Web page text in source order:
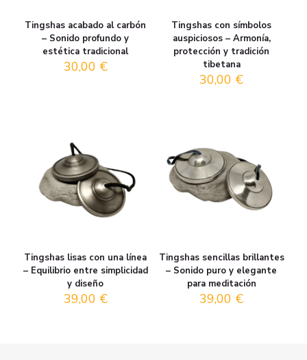
Tingshas acabado al carbón
– Sonido profundo y
estética tradicional
30,00 €
Tingshas con símbolos
auspiciosos – Armonía,
protección y tradición
tibetana
30,00 €
Tingshas lisas con una línea
– Equilibrio entre simplicidad
y diseño
39,00 €
Tingshas sencillas brillantes
– Sonido puro y elegante
para meditación
39,00 €